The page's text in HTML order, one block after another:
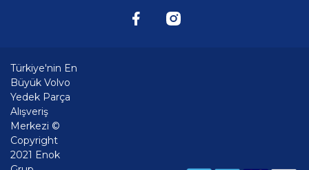
Türkiye'nin En
Büyük Volvo
Yedek Parça
Alışveriş
Merkezi ©
Copyright
2021 Enok